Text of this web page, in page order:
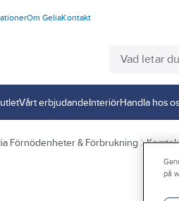
Om GeliaKontakt
Vårt erbjudandeInteriörHandla hos
Förnödenheter & Förbrukning
på